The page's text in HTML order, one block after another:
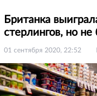
Британка
стерлингов, но
01 сентября 2020, 22:52